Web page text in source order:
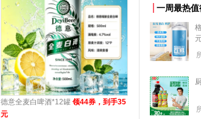
德意全麦白啤酒*12罐 领44券，到手35
元
一周最热值